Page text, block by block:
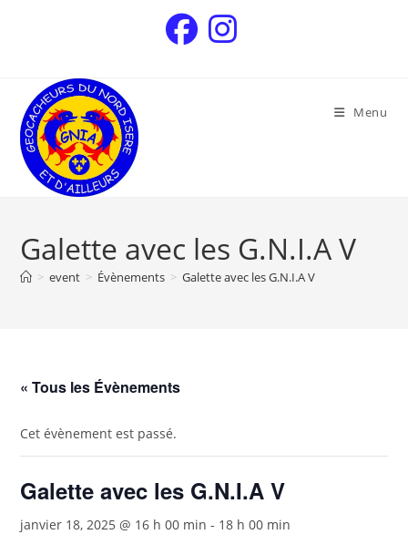
Menu
Galette avec les G.N.I.A V
> event > Évènements > Galette avec les G.N.I.A V
« Tous les Évènements
Cet évènement est passé.
Galette avec les G.N.I.A V
janvier 18, 2025 @ 16 h 00 min - 18 h 00 min